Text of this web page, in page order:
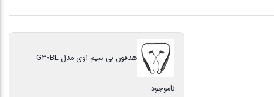
هدفون بی سیم اوی مدل G30BL
ناموجود